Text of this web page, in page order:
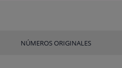
NÚMEROS ORIGINALES